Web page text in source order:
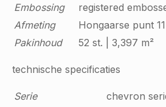
Embossing
registered
Afmeting
Hongaarse punt
Pakinhoud
52 st. | 3,397 m²
technische specificaties
Serie chevron